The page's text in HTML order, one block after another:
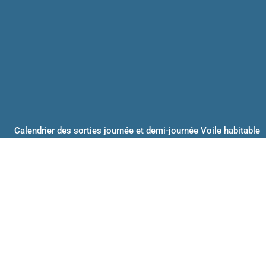
Calendrier des sorties journée et demi-journée Voile habitable